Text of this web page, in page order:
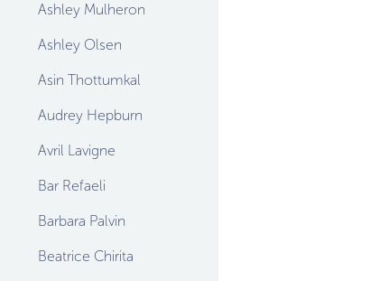
Ashley Mulheron
Ashley Olsen
Asin Thottumkal
Audrey Hepburn
Avril Lavigne
Bar Refaeli
Barbara Palvin
Beatrice Chirita